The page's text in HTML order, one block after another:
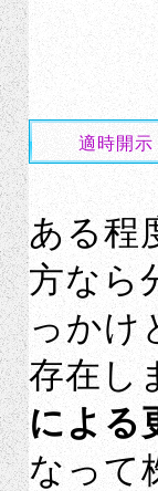
適時開
ある程
方なら
っかけ
存在し
による
なって